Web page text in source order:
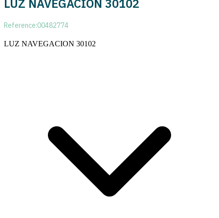
LUZ NAVEGACION 30102
Reference:00482774
LUZ NAVEGACION 30102